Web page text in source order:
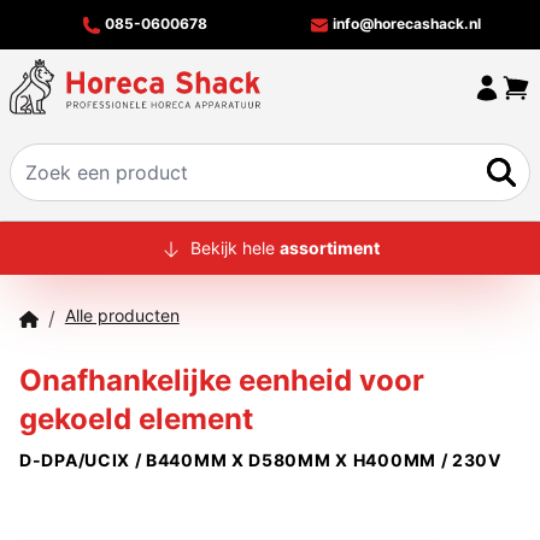
085-0600678 info@horecashack.nl
HOME
MERKEN
OFFERTECHECKER
CONTACT
Bekijk hele assortiment
/ Alle producten
Onafhankelijke eenheid voor
gekoeld element
D-DPA/UCIX / B440MM X D580MM X H400MM / 230V